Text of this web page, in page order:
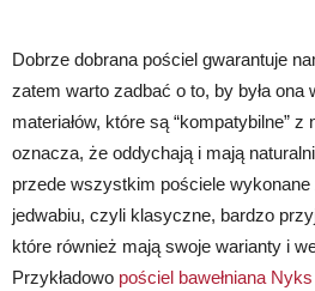
Dobrze dobrana pościel gwarantuje
zatem warto zadbać o to, by była ona
materiałów, które są “kompatybilne” z
oznacza, że oddychają i mają
przede wszystkim pościele wykonane
jedwabiu, czyli klasyczne, bardzo
które również mają swoje warianty i
Przykładowo pościel bawełniana Nyks